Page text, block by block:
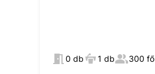
0 db 1 db 300 fő